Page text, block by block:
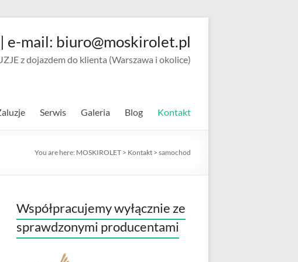
e-mail: biuro@moskirolet.pl
z dojazdem do klienta (Warszawa i okolice)
Serwis Galeria Blog Kontakt
You are here: MOSKIROLET > Kontakt > samochod
Współpracujemy wyłącznie ze
sprawdzonymi producentami